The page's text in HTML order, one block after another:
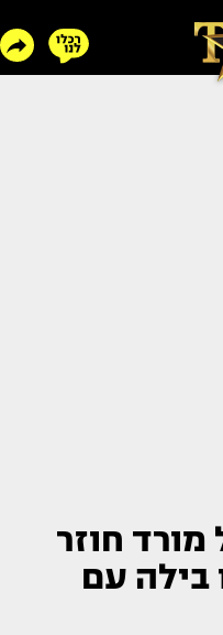
חוזר
בילה עם